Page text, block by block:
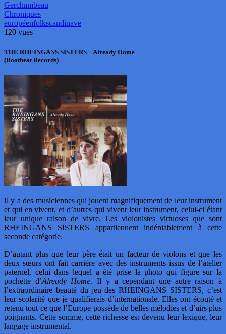
Gerchambeau
Chroniques
européenfolkscandinave
120 vues
THE RHEINGANS SISTERS – Already Home
(Rootbeat Records)
Il y a des musiciennes qui jouent magnifiquement de leur instrument
et qui en vivent, et d’autres qui vivent leur instrument, celui-ci étant
leur unique raison de vivre. Les violonistes virtuoses que sont
RHEINGANS SISTERS appartiennent indéniablement à cette
seconde catégorie.
D’autant plus que leur père était un facteur de violons et que les
deux sœurs ont fait carrière avec des instruments issus de l’atelier
paternel, celui dans lequel a été prise la photo qui figure sur la
pochette d’Already Home. Il y a cependant une autre raison à
l’extraordinaire beauté du jeu des RHEINGANS SISTERS, c’est
leur scolarité que je qualifierais d’internationale. Elles ont écouté et
retenu tout ce que l’Europe possède de belles mélodies et d’airs plus
poignants. Cette somme, cette richesse est devenu leur lexique, leur
langage instrumental.